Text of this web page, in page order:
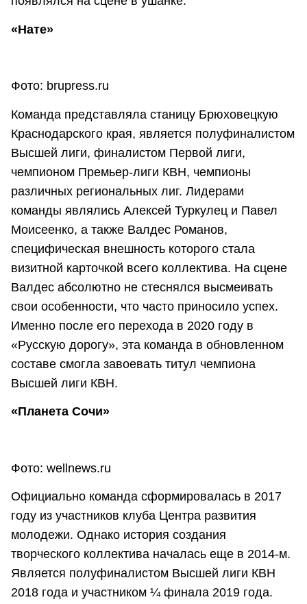
«Нате»
Фото: brupress.ru
Команда представляла станицу Брюховецкую
Краснодарского края, является полуфиналистом
Высшей лиги, финалистом Первой лиги,
чемпионом Премьер-лиги КВН, чемпионы
различных региональных лиг. Лидерами
команды являлись Алексей Туркулец и Павел
Моисеенко, а также Валдес Романов,
специфическая внешность которого стала
визитной карточкой всего коллектива. На сцене
Валдес абсолютно не стеснялся высмеивать
свои особенности, что часто приносило успех.
Именно после его перехода в 2020 году в
«Русскую дорогу», эта команда в обновленном
составе смогла завоевать титул чемпиона
Высшей лиги КВН.
«Планета Сочи»
Фото: wellnews.ru
Официально команда сформировалась в 2017
году из участников клуба Центра развития
молодежи. Однако история создания
творческого коллектива началась еще в 2014-м.
Является полуфиналистом Высшей лиги КВН
2018 года и участником ¼ финала 2019 года.